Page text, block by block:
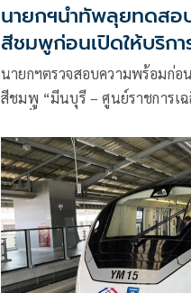
นายกฯนำทัพลุยทดสอ
สีชมพูก่อนเปิดให้บริก
นายกฯตรวจสอบความพร้อมก่อ
สีชมพู “มีนบุรี – ศูนย์ราชการเ
ทดลองนั่งฟรี ก่อนเปิดบริการเ